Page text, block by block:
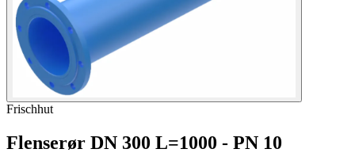
Frischhut
Flenserør DN 300 L=1000 - PN 10